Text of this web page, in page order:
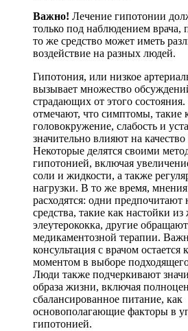
Важно! Лечение гипотонии
только под наблюдением врача,
то же средство может иметь
воздействие на разных людей.
Гипотония, или низкое
вызывает множество
страдающих от этого
отмечают, что симптомы, такие
головокружение, слабость и
значительно влияют на
Некоторые делятся своими
гипотонией, включая
соли и жидкости, а также
нагрузки. В то же время,
расходятся: одни предпочитают
средства, такие как настойки
элеутерококка, другие
медикаментозной терапии.
консультация с врачом
моментом в выборе
Люди также подчеркивают
образа жизни, включая
сбалансированное питание, как
основополагающие факторы в
гипотонией.